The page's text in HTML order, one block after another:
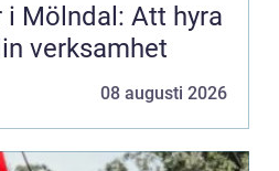
i Mölndal: Att hyra
verksamhet
08 augusti 2026